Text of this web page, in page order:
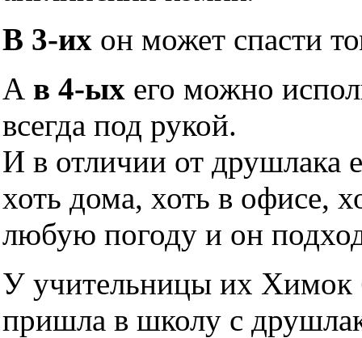
В 3-их он может спасти
А в 4-ых его можно
всегда под рукой.
И в отличии от друшлака
хоть дома, хоть в офисе,
любую погоду и он
У учительницы их Химок
пришла в школу с